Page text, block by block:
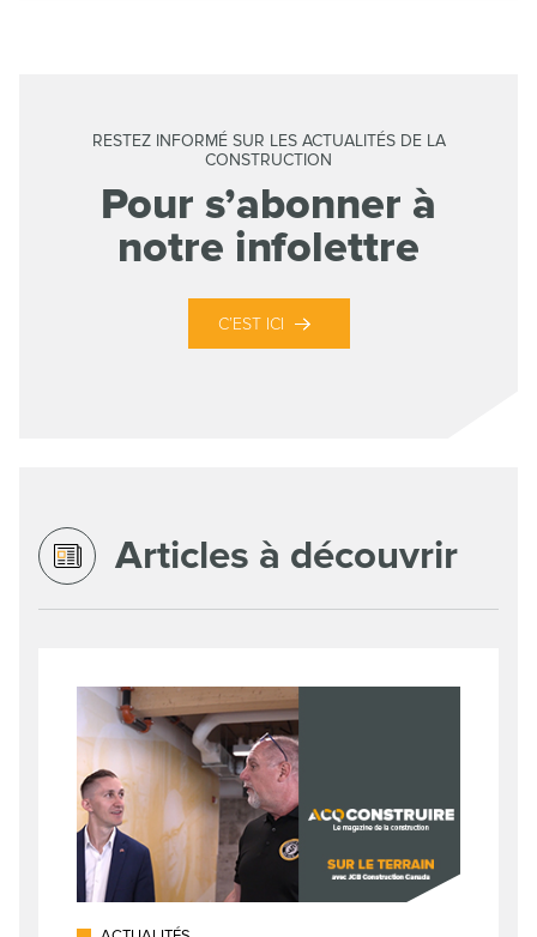
RESTEZ INFORMÉ SUR LES ACTUALITÉS DE LA
CONSTRUCTION
Pour s’abonner à
notre infolettre
C’EST ICI
Articles à découvrir